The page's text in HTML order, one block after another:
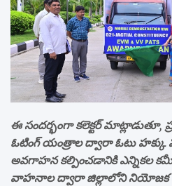
ఈ సందర్భంగా కలెక్టర్ మాట్లాడుతూ,
ఓటింగ్ యంత్రాల ద్వారా ఓటు హక్కు
అవగాహన కల్పించడానికి ఎన్నికల
వాహనాల ద్వారా జిల్లాలోని నియోజక